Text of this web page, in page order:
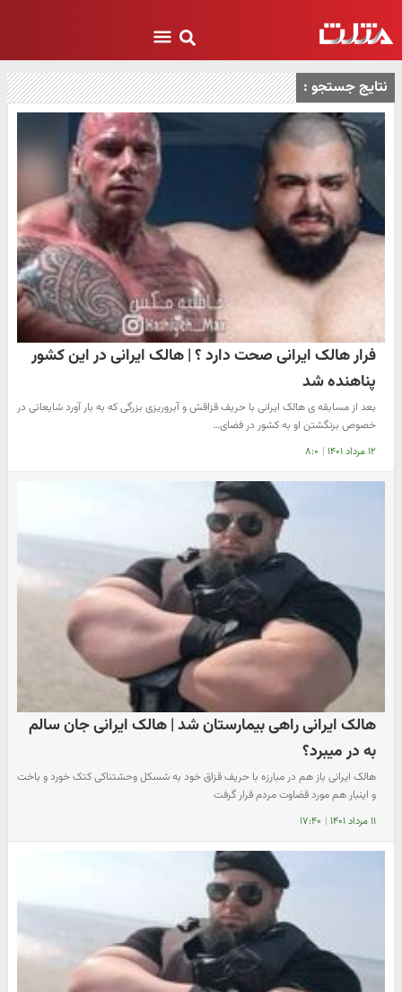
نتایج جستجو :
فرار هالک ایرانی صحت دارد ؟ | هالک ایرانی در این کشور
پناهنده شد
بعد از مسابقه ی هالک ایرانی با حریف قزاقش و آبروریزی بزرگی که به بار آورد شایعاتی در
خصوص برنگشتن او به کشور در فضای…
۱۲ مرداد ۱۴۰۱ | ۸:۰
هالک ایرانی راهی بیمارستان شد | هالک ایرانی جان سالم
به در میبرد؟
هالک ایرانی باز هم در مبارزه با حریف قزاق خود به شسکل وحشتناکی کتک خورد و باخت
و اینبار هم مورد قضاوت مردم قرار گرفت
۱۱ مرداد ۱۴۰۱ | ۱۷:۴۰